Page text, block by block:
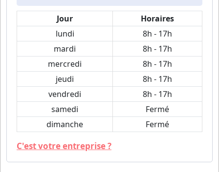
Jour
Horaires
lundi
8h - 17h
mardi
8h - 17h
mercredi
8h - 17h
jeudi
8h - 17h
vendredi
8h - 17h
samedi
Fermé
dimanche
Fermé
C'est votre entreprise ?